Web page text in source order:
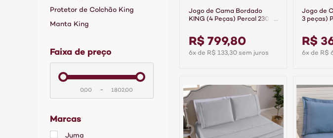
Protetor de Colchão King
Manta King
faixa de preço
Marcas
Juma
Jogo de Cama Bordado
KING (4 Peças) Percal 230
Supreme Grafite
R$ 799,80
6x de R$ 133,30 sem juros
Jogo de
3 peças)
R$
6x de R$